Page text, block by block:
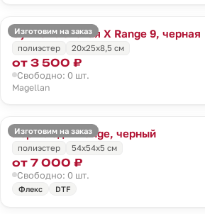
Изготовим на заказ
Сумка плечевая X Range 9, черная
полиэстер
20x25x8,5 см
от 3 500 ₽
Свободно: 0 шт.
Magellan
Изготовим на заказ
Портплед X Range, черный
полиэстер
54х54х5 см
от 7 000 ₽
Свободно: 0 шт.
Флекс DTF